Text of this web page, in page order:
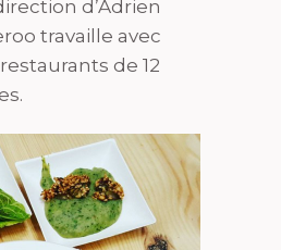
d’Adrien
travaille avec
de 12